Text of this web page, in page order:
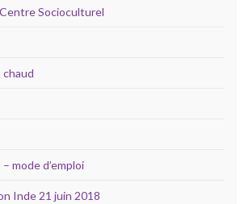
Socioculturel
chaud
mode d’emploi
Inde 21 juin 2018